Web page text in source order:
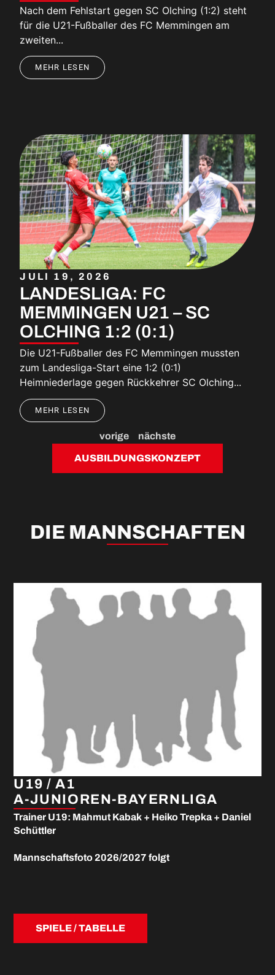
Nach dem Fehlstart gegen SC Olching (1:2) steht
für die U21-Fußballer des FC Memmingen am
zweiten...
MEHR LESEN
JULI 19, 2026
LANDESLIGA: FC
MEMMINGEN U21 – SC
OLCHING 1:2 (0:1)
Die U21-Fußballer des FC Memmingen mussten
zum Landesliga-Start eine 1:2 (0:1)
Heimniederlage gegen Rückkehrer SC Olching...
MEHR LESEN
vorige nächste
AUSBILDUNGSKONZEPT
DIE MANNSCHAFTEN
U19 / A1
A-JUNIOREN-BAYERNLIGA
Trainer U19: Mahmut Kabak + Heiko Trepka + Daniel
Schüttler
Mannschaftsfoto 2026/2027 folgt
SPIELE / TABELLE